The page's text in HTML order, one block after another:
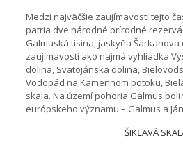
Medzi najväčšie zaujímavosti tejto
patria dve národné prírodné
Galmuská tisina, jaskyňa
zaujímavosti ako najmä vyhliadka
dolina, Svätojánska dolina,
Vodopád na Kamennom potoku,
skala. Na území pohoria Galmus
európskeho významu – Galmus a
ŠIKĽAVÁ